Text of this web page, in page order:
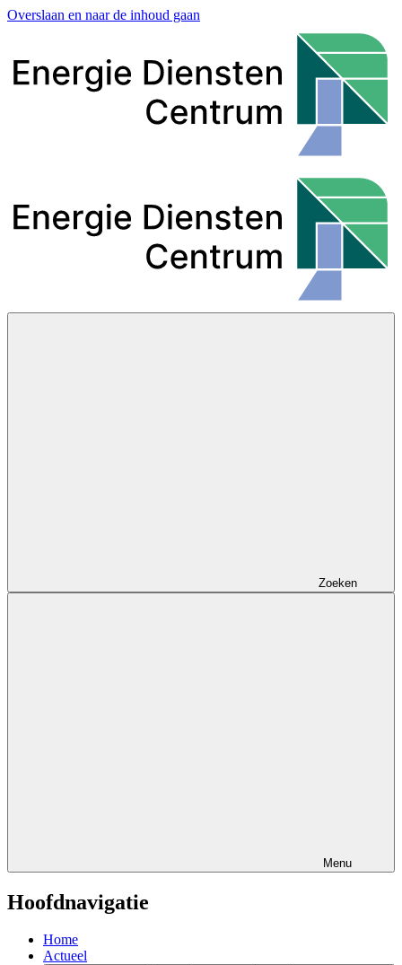
Overslaan en naar de inhoud gaan
Zoeken
Menu
Hoofdnavigatie
Home
Actueel